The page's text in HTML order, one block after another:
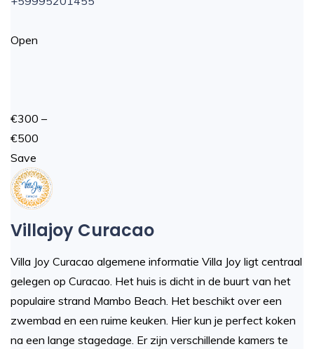
Open
€300 –
€500
Save
Villajoy Curacao
Villa Joy Curacao algemene informatie Villa Joy ligt centraal
gelegen op Curacao. Het huis is dicht in de buurt van het
populaire strand Mambo Beach. Het beschikt over een
zwembad en een ruime keuken. Hier kun je perfect koken
na een lange stagedage. Er zijn verschillende kamers te